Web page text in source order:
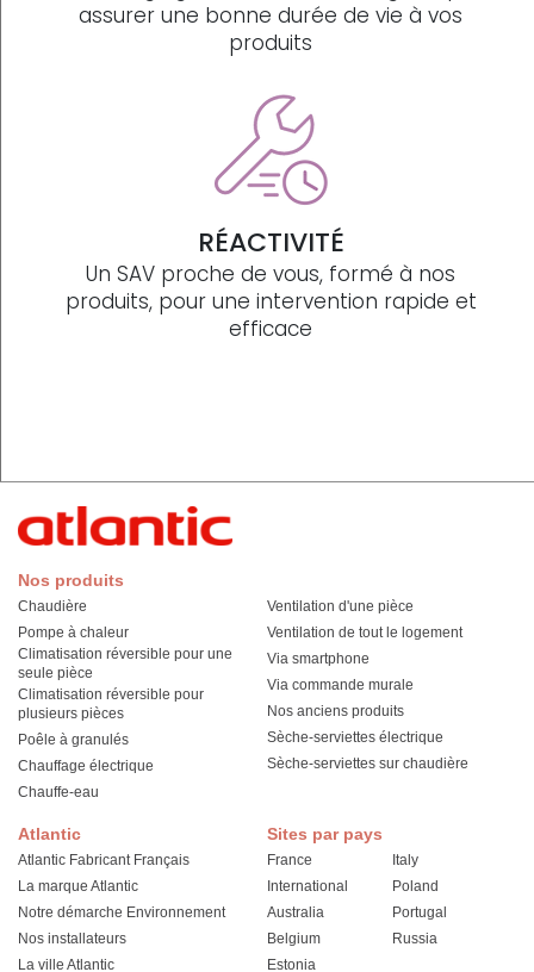
assurer une bonne durée de vie à vos
produits
RÉACTIVITÉ
Un SAV proche de vous, formé à nos
produits, pour une intervention rapide et
efficace
Atlantic
Atlantic Fabricant Français
La marque Atlantic
Notre démarche Environnement
Nos installateurs
La ville Atlantic
Nos produits
Chaudière
Pompe à chaleur
Climatisation réversible pour une
seule pièce
Climatisation réversible pour
plusieurs pièces
Poêle à granulés
Chauffage électrique
Chauffe-eau
Ventilation d'une pièce
Ventilation de tout le logement
Via smartphone
Via commande murale
Nos anciens produits
Sèche-serviettes électrique
Sèche-serviettes sur chaudière
Sites par pays
France
International
Australia
Belgium
Estonia
Italy
Poland
Portugal
Russia